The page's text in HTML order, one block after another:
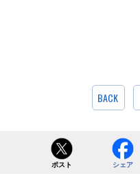
BACK
ポスト シェア